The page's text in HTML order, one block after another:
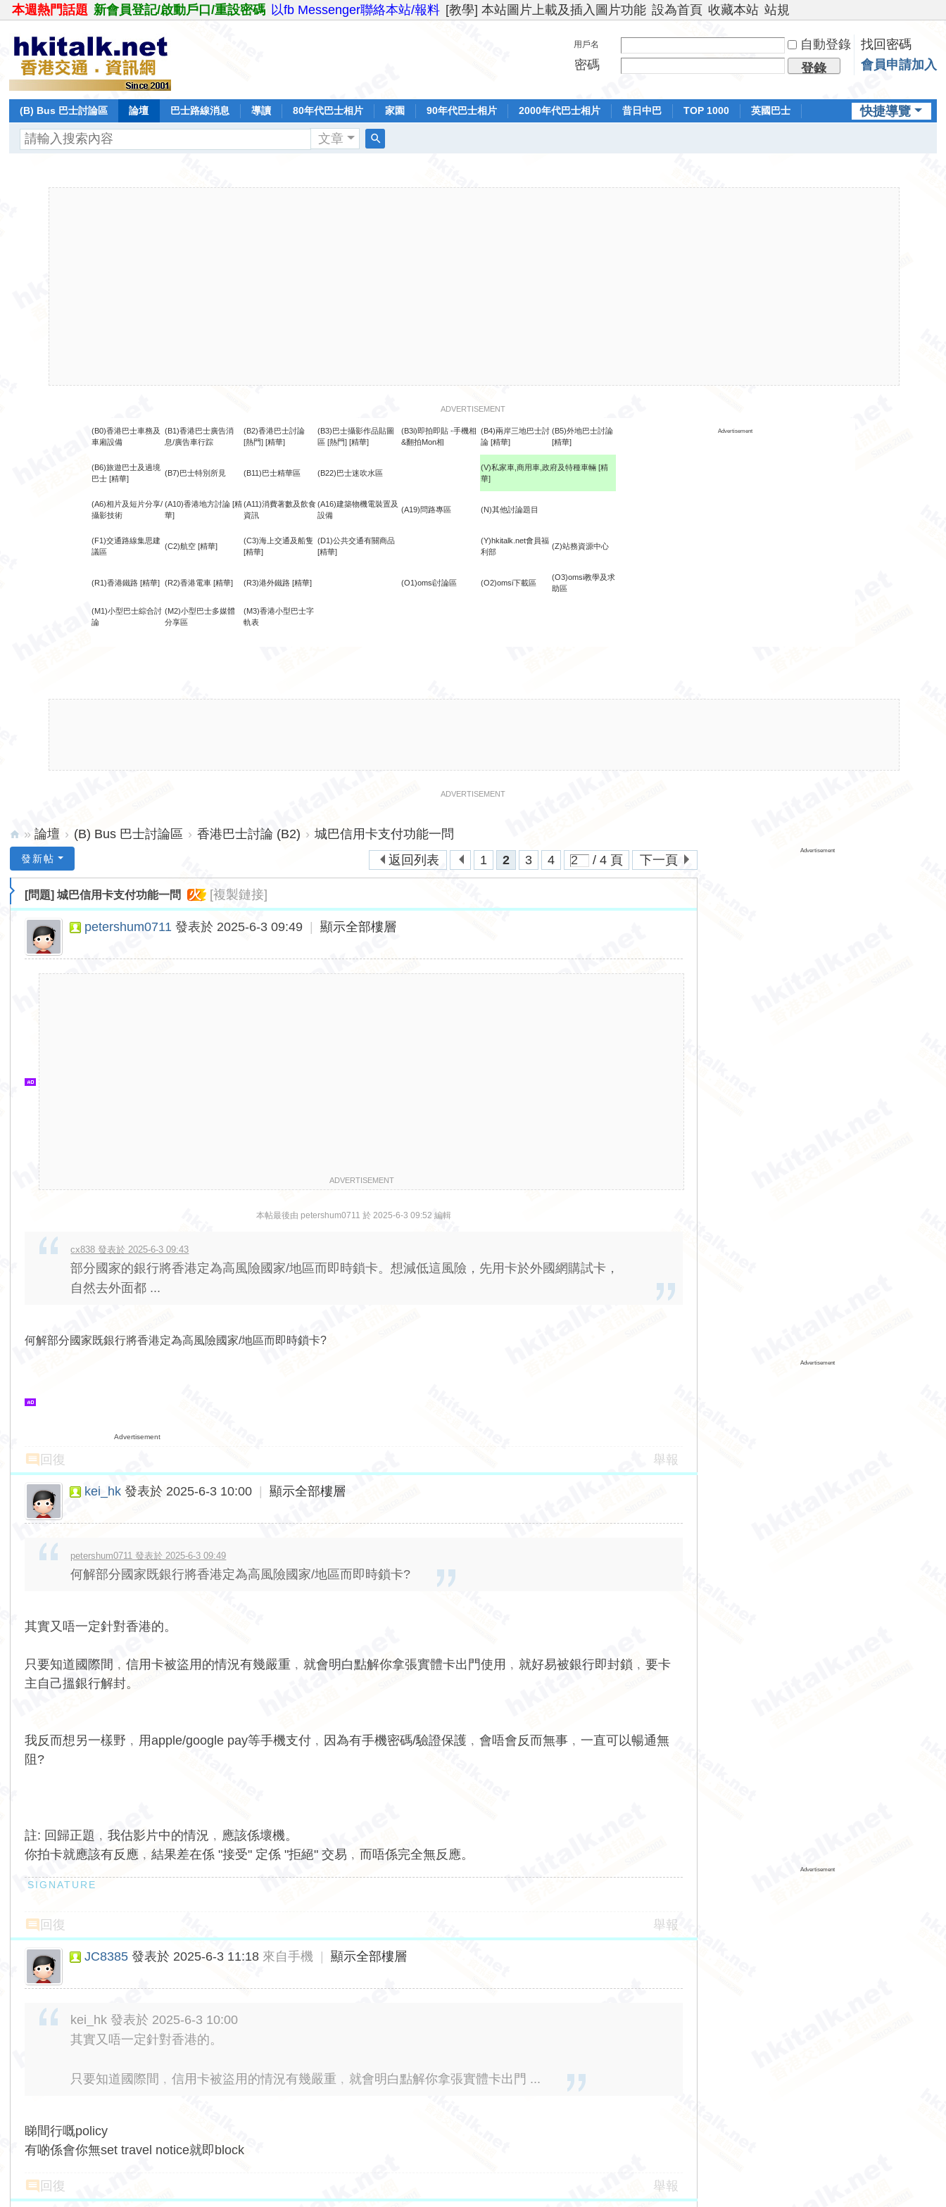
本週熱門話題 新會員登記/啟動戶口/重設密碼 以fb Messenger聯絡本站/報料 [教學] 本站圖片上載及插入圖片功能 設為首頁 收藏本站 站規
用戶名 自動登錄
找回密碼
密碼
登錄 會員申請加入
快捷導覽
(B) Bus 巴士討論區 論壇 巴士路線消息 導讀 80年代巴士相片 家園 90年代巴士相片 2000年代巴士相片 昔日中巴 TOP 1000
英國巴士
文章
ADVERTISEMENT
(B0)香港巴士車務及
車廂設備
(B1)香港巴士廣告消
息/廣告車行踪
(B2)香港巴士討論
[熱門] [精華]
(B3)巴士攝影作品貼圖
區 [熱門] [精華]
(B3i)即拍即貼 -手機相
&翻拍Mon相
(B4)兩岸三地巴士討
論 [精華]
(B5)外地巴士討論
[精華]
Advertisement
(B6)旅遊巴士及過境
巴士 [精華]
(B7)巴士特別所見 (B11)巴士精華區 (B22)巴士迷吹水區
(V)私家車,商用車,政府及特種車輛 [精
華]
(A6)相片及短片分享/
攝影技術
(A10)香港地方討論 [精
華]
(A11)消費著數及飲食
資訊
(A16)建築物機電裝置及
設備
(A19)問路專區 (N)其他討論題目
(F1)交通路線集思建
議區
(C2)航空 [精華]
(C3)海上交通及船隻
[精華]
(D1)公共交通有關商品
[精華]
(Y)hkitalk.net會員福
利部
(Z)站務資源中心
(R1)香港鐵路 [精華] (R2)香港電車 [精華] (R3)港外鐵路 [精華] (O1)omsi討論區 (O2)omsi下載區
(O3)omsi教學及求
助區
(M1)小型巴士綜合討
論
(M2)小型巴士多媒體
分享區
(M3)香港小型巴士字
軌表
ADVERTISEMENT
lk.
» 論壇 › (B) Bus 巴士討論區 › 香港巴士討論 (B2) › 城巴信用卡支付功能一問
1
2 3 4 / 4 頁 下一頁
返回列表
發新帖
[問題]城巴信用卡支付功能一問 火 [複製鏈接]
petershum0711 發表於 2025-6-3 09:49 顯示全部樓層
ADVERTISEMENT
本帖最後由 petershum0711 於 2025-6-3 09:52 編輯
cx838 發表於 2025-6-3 09:43
部分國家的銀行將香港定為高風險國家/地區而即時鎖卡。想減低這風險，先用卡於外國網購試卡，
自然去外面都 ...
何解部分國家既銀行將香港定為高風險國家/地區而即時鎖卡?
Advertisement
回復 舉報
kei_hk 發表於 2025-6-3 10:00 顯示全部樓層
petershum0711 發表於 2025-6-3 09:49
何解部分國家既銀行將香港定為高風險國家/地區而即時鎖卡?
其實又唔一定針對香港的。
只要知道國際間﹐信用卡被盜用的情況有幾嚴重﹐就會明白點解你拿張實體卡出門使用﹐就好易被銀行即封鎖﹐要卡
主自己搵銀行解封。
我反而想另一樣野﹐用apple/google pay等手機支付﹐因為有手機密碼/驗證保護﹐會唔會反而無事﹐一直可以暢通無
阻?
註: 回歸正題﹐我估影片中的情況﹐應該係壞機。
你拍卡就應該有反應﹐結果差在係 "接受" 定係 "拒絕" 交易﹐而唔係完全無反應。
回復 舉報
JC8385 發表於 2025-6-3 11:18 來自手機 顯示全部樓層
kei_hk 發表於 2025-6-3 10:00
其實又唔一定針對香港的。
只要知道國際間﹐信用卡被盜用的情況有幾嚴重﹐就會明白點解你拿張實體卡出門 ...
睇間行嘅policy
有啲係會你無set travel notice就即block
回復 舉報
Advertisement
Advertisement
Advertisement